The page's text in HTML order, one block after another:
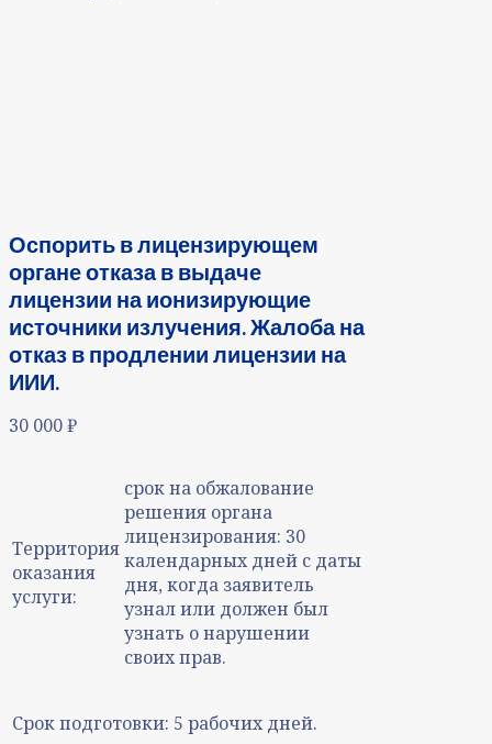
Оспорить в лицензирующем
органе отказа в выдаче
лицензии на ионизирующие
источники излучения. Жалоба на
отказ в продлении лицензии на
ИИИ.
30 000₽
Территория
оказания
услуги:
срок на обжалование
решения органа
лицензирования: 30
календарных дней с даты
дня, когда заявитель
узнал или должен был
узнать о нарушении
своих прав.
Срок подготовки: 5 рабочих дней.